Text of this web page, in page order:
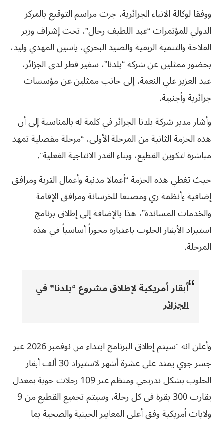
ووفقا لوكالة الانباء الجزائرية، جرت مراسم التوقيع بالمركز
الدولي للمؤتمرات “عبد اللطيف رحال”، تحت إشراف وزير
الفلاحة والتنمية الريفية والصيد البحري، ياسين المهدي وليد،
بحضور ممثلين عن شركة “بلدنا”، سفير قطر لدى الجزائر،
عبد العزيز علي النعمة، إلى جانب ممثلين عن مؤسسات
جزائرية وأجنبية.
وأشار مدير شركة بلدنا الجزائر في كلمة له بالمناسبة إلى أن
هذه الحزمة الثانية من المرحلة الأولى، “مرحلة مفصلية تمهد
مباشرة لتكوين القطيع، وبناء القدر الانتاجية الفعلية”.
حيث تغطي هذه الحزمة “أعمالا مدنية وأعمال التربة ومرافق
إضافية وأنظمة ري ومصنعا للخرسانة ومرافق الإقامة
والخدمات المساندة”، هذا بالإضافة إلى إطلاق برنامج
استيراد الأبقار الحلوب باعتباره محوراً أساسياً في هذه
المرحلة.
أبقار أمريكية لإطلاق مشروع “بلدنا” في
الجزائر
وأعلن انه “سيتم إطلاق البرنامج ابتداء من نوفمبر 2026 عبر
جسر جوي يمتد على عشرة أشهر لاستيراد 30 ألف أبقار
الحلوب بشكل تدريجي ومنظم عبر 109 رحلات جوية بمعدل
يقارب 300 بقرة في كل رحلة، وسيتم تجميع القطيع من 9
ولايات أمريكية وفق أعلى المعايير الجينية والصحية بما